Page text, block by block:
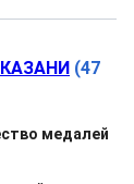
(47
медалей